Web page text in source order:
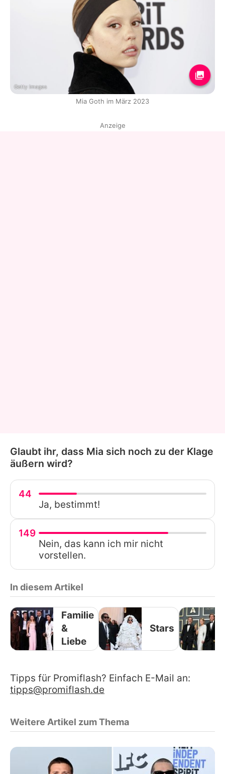
Getty Images
Mia Goth im März 2023
Anzeige
Glaubt ihr, dass Mia sich noch zu der Klage
äußern wird?
44
Ja, bestimmt!
149
Nein, das kann ich mir nicht
vorstellen.
In diesem Artikel
Familie
&
Liebe
Stars
Tipps für Promiflash? Einfach E-Mail an:
tipps@promiflash.de
Weitere Artikel zum Thema